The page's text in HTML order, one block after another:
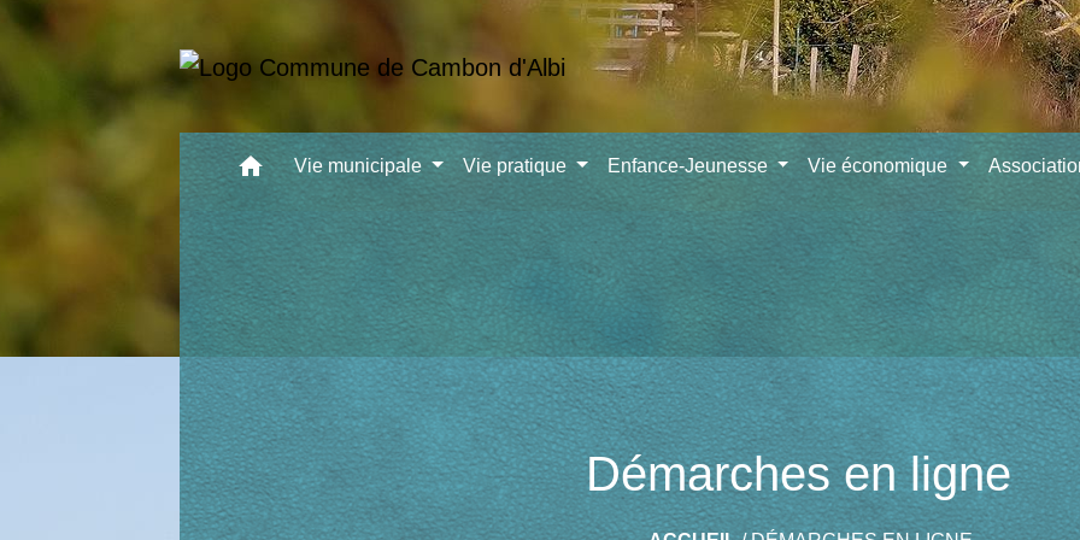
home Vie municipale Vie pratique Enfance-Jeunesse Vie économique
Démarches en ligne